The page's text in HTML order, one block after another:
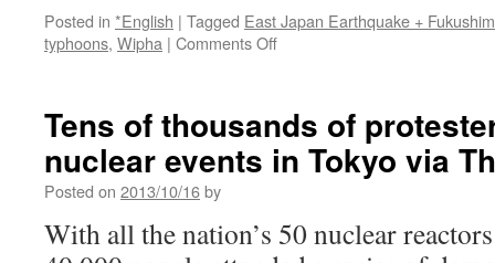
Posted in *English | Tagged East Japan Earthquake +
typhoons, Wipha | Comments Offon
Japan’s
east
coast
Tens of thousands of
nuclear events in Tokyo via
Posted on 2013/10/16by
With all the nation’s 50 nuclear